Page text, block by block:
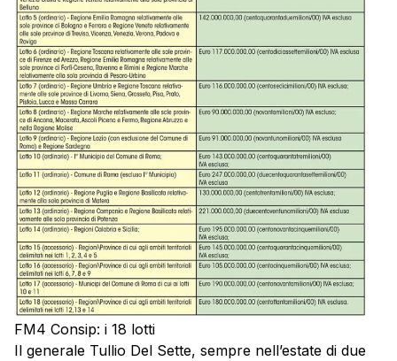
FM4 Consip: i 18 lotti
Il generale Tullio Del Sette, sempre nell’estate di due